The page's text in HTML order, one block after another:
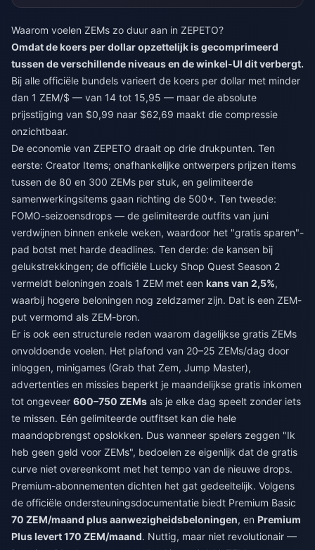
Waarom voelen ZEMs zo duur aan in ZEPETO?
Omdat de koers per dollar opzettelijk is gecomprimeerd
tussen de verschillende niveaus en de winkel-UI dit verbergt.
Bij alle officiële bundels varieert de koers per dollar met minder
dan 1 ZEM/$ — van 14 tot 15,95 — maar de absolute
prijsstijging van $0,99 naar $62,69 maakt die compressie
onzichtbaar.
De economie van ZEPETO draait op drie drukpunten. Ten
eerste: Creator Items; onafhankelijke ontwerpers prijzen items
tussen de 80 en 300 ZEMs per stuk, en gelimiteerde
samenwerkingsitems gaan richting de 500+. Ten tweede:
FOMO-seizoensdrops — de gelimiteerde outfits van juni
verdwijnen binnen enkele weken, waardoor het "gratis sparen"-
pad botst met harde deadlines. Ten derde: de kansen bij
gelukstrekkingen; de officiële Lucky Shop Quest Season 2
vermeldt beloningen zoals 1 ZEM met een kans van 2,5%,
waarbij hogere beloningen nog zeldzamer zijn. Dat is een ZEM-
put vermomd als ZEM-bron.
Er is ook een structurele reden waarom dagelijkse gratis ZEMs
onvoldoende voelen. Het plafond van 20–25 ZEMs/dag door
inloggen, minigames (Grab that Zem, Jump Master),
advertenties en missies beperkt je maandelijkse gratis inkomen
tot ongeveer 600–750 ZEMs als je elke dag speelt zonder iets
te missen. Eén gelimiteerde outfitset kan die hele
maandopbrengst opslokken. Dus wanneer spelers zeggen "Ik
heb geen geld voor ZEMs", bedoelen ze eigenlijk dat de gratis
curve niet overeenkomt met het tempo van de nieuwe drops.
Premium-abonnementen dichten het gat gedeeltelijk. Volgens
de officiële ondersteuningsdocumentatie biedt Premium Basic
70 ZEM/maand plus aanwezigheidsbeloningen, en Premium
Plus levert 170 ZEM/maand. Nuttig, maar niet revolutionair —